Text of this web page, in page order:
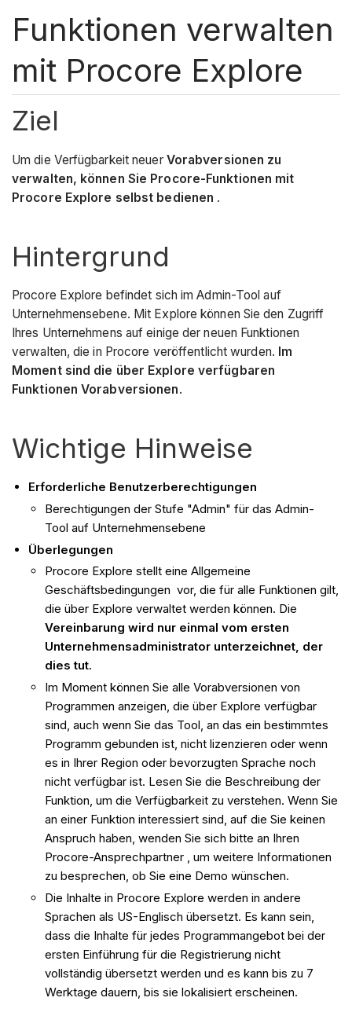
Funktionen verwalten
mit Procore Explore
Ziel
Um die Verfügbarkeit neuerVorabversionen zu
verwalten, können Sie Procore-Funktionen mit
Procore Explore selbst bedienen .
Hintergrund
Procore Explore befindet sich im Admin-Tool auf
Unternehmensebene. Mit Explore können Sie den Zugriff
Ihres Unternehmens auf einige der neuen Funktionen
verwalten, die in Procore veröffentlicht wurden. Im
Moment sind die über Explore verfügbaren
Funktionen Vorabversionen.
Wichtige Hinweise
Erforderliche Benutzerberechtigungen
Berechtigungen der Stufe "Admin" für das Admin-
Tool auf Unternehmensebene
Überlegungen
Procore Explore stellt eine Allgemeine
Geschäftsbedingungen vor, die für alle Funktionen gilt,
die über Explore verwaltet werden können. Die
Vereinbarung wird nur einmal vom ersten
Unternehmensadministrator unterzeichnet, der
dies tut.
Im Moment können Sie alle Vorabversionen von
Programmen anzeigen, die über Explore verfügbar
sind, auch wenn Sie das Tool, an das ein bestimmtes
Programm gebunden ist, nicht lizenzieren oder wenn
es in Ihrer Region oder bevorzugten Sprache noch
nicht verfügbar ist. Lesen Sie die Beschreibung der
Funktion, um die Verfügbarkeit zu verstehen. Wenn Sie
an einer Funktion interessiert sind, auf die Sie keinen
Anspruch haben, wenden Sie sich bitte an Ihren
Procore-Ansprechpartner , um weitere Informationen
zu besprechen, ob Sie eine Demo wünschen.
Die Inhalte in Procore Explore werden in andere
Sprachen als US-Englisch übersetzt. Es kann sein,
dass die Inhalte für jedes Programmangebot bei der
ersten Einführung für die Registrierung nicht
vollständig übersetzt werden und es kann bis zu 7
Werktage dauern, bis sie lokalisiert erscheinen.